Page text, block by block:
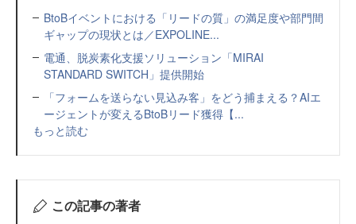
BtoBイベントにおける「リードの質」の満足度や部門間
ギャップの現状とは／EXPOLINE...
電通、脱炭素化支援ソリューション「MIRAI
STANDARD SWITCH」提供開始
「フォームを送らない見込み客」をどう捕まえる？AIエ
ージェントが変えるBtoBリード獲得【...
もっと読む
この記事の著者